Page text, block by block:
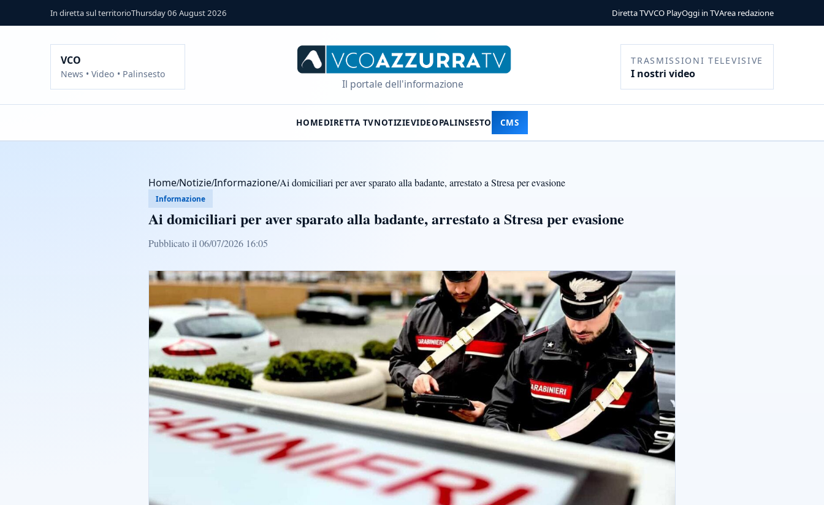
In diretta sul territorioThursday 06 August 2026 Diretta TVVCO PlayOggi in TVArea redazione
VCO
News • Video • Palinsesto
Il portale dell'informazione
TRASMISSIONI TELEVISIVE
I nostri video
HOMEDIRETTA TVNOTIZIEVIDEOPALINSESTO CMS
Home/Notizie/Informazione/Ai domiciliari per aver sparato alla badante, arrestato a Stresa per evasione
Informazione
Ai domiciliari per aver sparato alla badante, arrestato a Stresa per evasione
Pubblicato il 06/07/2026 16:05